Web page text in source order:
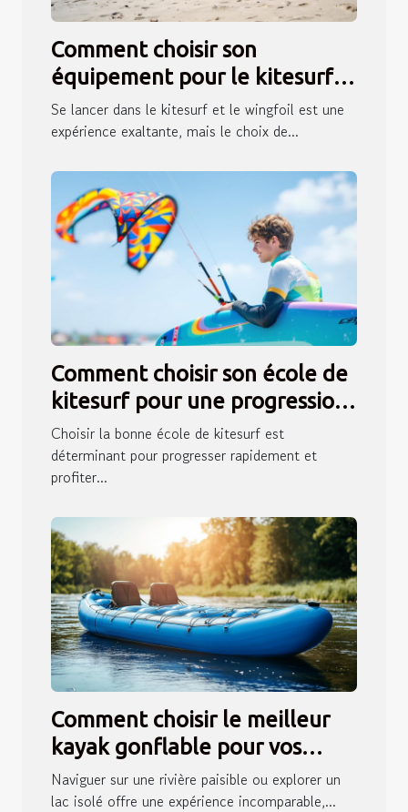
Comment choisir son
équipement pour le kitesurf
et le wingfoil ?
Se lancer dans le kitesurf et le wingfoil est une
expérience exaltante, mais le choix de...
Comment choisir son école de
kitesurf pour une progression
rapide ?
Choisir la bonne école de kitesurf est
déterminant pour progresser rapidement et
profiter...
Comment choisir le meilleur
kayak gonflable pour vos
aventures en eau douce ?
Naviguer sur une rivière paisible ou explorer un
lac isolé offre une expérience incomparable,...